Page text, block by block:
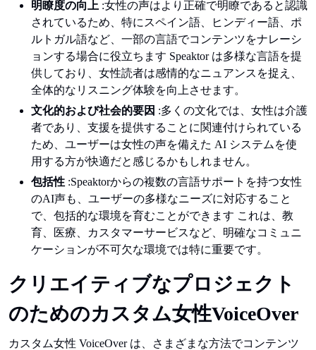
明瞭度の向上 :女性の声はより正確で明瞭であると認識
されているため、特にスペイン語、ヒンディー語、ポ
ルトガル語など、一部の言語でコンテンツをナレーシ
ョンする場合に役立ちます Speaktor は多様な言語を提
供しており、女性読者は感情的なニュアンスを捉え、
全体的なリスニング体験を向上させます。
文化的および社会的要因 :多くの文化では、女性は介護
者であり、支援を提供することに関連付けられている
ため、ユーザーは女性の声を備えた AI システムを使
用する方が快適だと感じるかもしれません。
包括性 :Speaktorからの複数の言語サポートを持つ女性
のAI声も、ユーザーの多様なニーズに対応すること
で、包括的な環境を育むことができます これは、教
育、医療、カスタマーサービスなど、明確なコミュニ
ケーションが不可欠な環境では特に重要です。
クリエイティブなプロジェクト
のためのカスタム女性VoiceOver
カスタム女性 VoiceOver は、さまざまな方法でコンテンツ